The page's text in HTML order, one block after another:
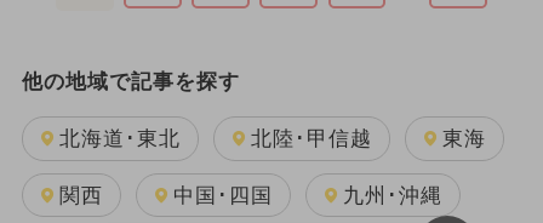
他の地域で記事を探す
北海道･東北 北陸･甲信越 東海
関西 中国･四国 九州･沖縄